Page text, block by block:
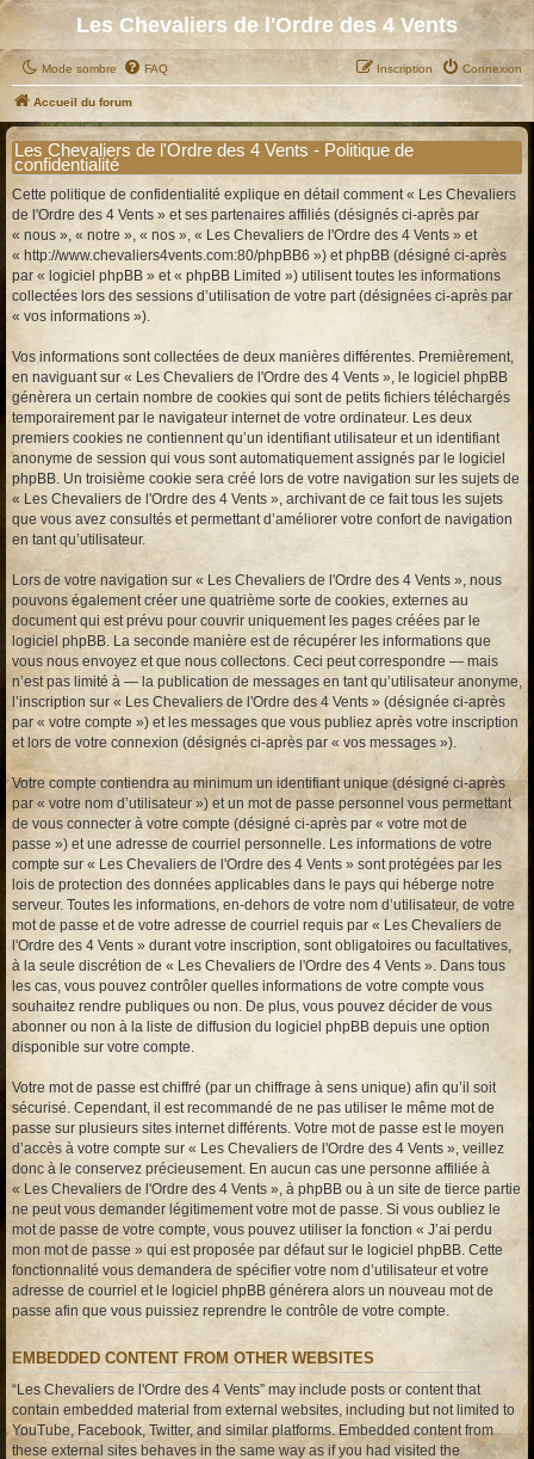
Les Chevaliers de l'Ordre des 4 Vents
Mode sombre FAQ Connexion
Inscription
Accueil du forum
Les Chevaliers de l'Ordre des 4 Vents - Politique de
confidentialité
Cette politique de confidentialité explique en détail comment « Les Chevaliers
de l'Ordre des 4 Vents » et ses partenaires affiliés (désignés ci-après par
« nous », « notre », « nos », « Les Chevaliers de l'Ordre des 4 Vents » et
« http://www.chevaliers4vents.com:80/phpBB6 ») et phpBB (désigné ci-après
par « logiciel phpBB » et « phpBB Limited ») utilisent toutes les informations
collectées lors des sessions d’utilisation de votre part (désignées ci-après par
« vos informations »).
Vos informations sont collectées de deux manières différentes. Premièrement,
en naviguant sur « Les Chevaliers de l'Ordre des 4 Vents », le logiciel phpBB
génèrera un certain nombre de cookies qui sont de petits fichiers téléchargés
temporairement par le navigateur internet de votre ordinateur. Les deux
premiers cookies ne contiennent qu’un identifiant utilisateur et un identifiant
anonyme de session qui vous sont automatiquement assignés par le logiciel
phpBB. Un troisième cookie sera créé lors de votre navigation sur les sujets de
« Les Chevaliers de l'Ordre des 4 Vents », archivant de ce fait tous les sujets
que vous avez consultés et permettant d’améliorer votre confort de navigation
en tant qu’utilisateur.
Lors de votre navigation sur « Les Chevaliers de l'Ordre des 4 Vents », nous
pouvons également créer une quatrième sorte de cookies, externes au
document qui est prévu pour couvrir uniquement les pages créées par le
logiciel phpBB. La seconde manière est de récupérer les informations que
vous nous envoyez et que nous collectons. Ceci peut correspondre — mais
n’est pas limité à — la publication de messages en tant qu’utilisateur anonyme,
l’inscription sur « Les Chevaliers de l'Ordre des 4 Vents » (désignée ci-après
par « votre compte ») et les messages que vous publiez après votre inscription
et lors de votre connexion (désignés ci-après par « vos messages »).
Votre compte contiendra au minimum un identifiant unique (désigné ci-après
par « votre nom d’utilisateur ») et un mot de passe personnel vous permettant
de vous connecter à votre compte (désigné ci-après par « votre mot de
passe ») et une adresse de courriel personnelle. Les informations de votre
compte sur « Les Chevaliers de l'Ordre des 4 Vents » sont protégées par les
lois de protection des données applicables dans le pays qui héberge notre
serveur. Toutes les informations, en-dehors de votre nom d’utilisateur, de votre
mot de passe et de votre adresse de courriel requis par « Les Chevaliers de
l'Ordre des 4 Vents » durant votre inscription, sont obligatoires ou facultatives,
à la seule discrétion de « Les Chevaliers de l'Ordre des 4 Vents ». Dans tous
les cas, vous pouvez contrôler quelles informations de votre compte vous
souhaitez rendre publiques ou non. De plus, vous pouvez décider de vous
abonner ou non à la liste de diffusion du logiciel phpBB depuis une option
disponible sur votre compte.
Votre mot de passe est chiffré (par un chiffrage à sens unique) afin qu’il soit
sécurisé. Cependant, il est recommandé de ne pas utiliser le même mot de
passe sur plusieurs sites internet différents. Votre mot de passe est le moyen
d’accès à votre compte sur « Les Chevaliers de l'Ordre des 4 Vents », veillez
donc à le conservez précieusement. En aucun cas une personne affiliée à
« Les Chevaliers de l'Ordre des 4 Vents », à phpBB ou à un site de tierce partie
ne peut vous demander légitimement votre mot de passe. Si vous oubliez le
mot de passe de votre compte, vous pouvez utiliser la fonction « J’ai perdu
mon mot de passe » qui est proposée par défaut sur le logiciel phpBB. Cette
fonctionnalité vous demandera de spécifier votre nom d’utilisateur et votre
adresse de courriel et le logiciel phpBB générera alors un nouveau mot de
passe afin que vous puissiez reprendre le contrôle de votre compte.
EMBEDDED CONTENT FROM OTHER WEBSITES
“Les Chevaliers de l'Ordre des 4 Vents” may include posts or content that
contain embedded material from external websites, including but not limited to
YouTube, Facebook, Twitter, and similar platforms. Embedded content from
these external sites behaves in the same way as if you had visited the